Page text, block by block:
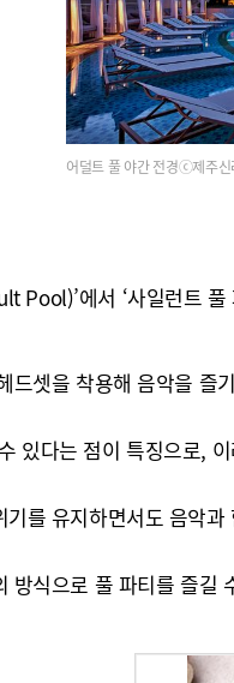
어덜트 풀 야간 전경ⓒ제주신
Pool)’에서 ‘사일런트 풀
드셋을 착용해 음악을
있다는 점이 특징으로,
를 유지하면서도 음악
식으로 풀 파티를 즐